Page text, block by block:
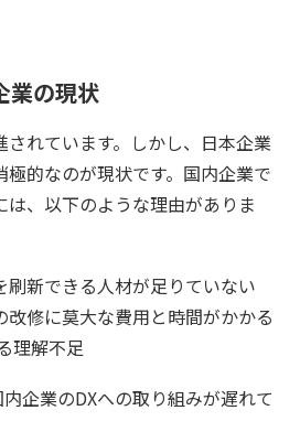
業の現状
されています。しかし、日本企業
極的なのが現状です。国内企業で
は、以下のような理由がありま
刷新できる人材が足りていない
改修に莫大な費用と時間がかかる
理解不足
企業のDXへの取り組みが遅れて